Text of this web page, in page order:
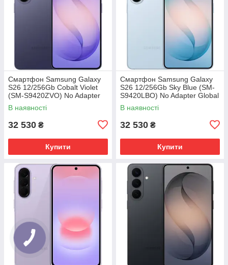
Смартфон Samsung Galaxy
S26 12/256Gb Cobalt Violet
(SM-S9420ZVO) No Adapter
Global version
В наявності
32 530 ₴
Купити
Смартфон Samsung Galaxy
S26 12/256Gb Sky Blue (SM-
S9420LBO) No Adapter Global
version
В наявності
32 530 ₴
Купити